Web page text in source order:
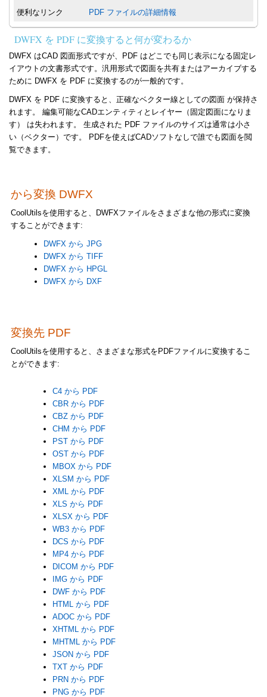
便利なリンク PDF ファイルの詳細情報
DWFX を PDF に変換すると何が変わるか
DWFX はCAD 図面形式ですが、PDF はどこでも同じ表示になる固定レ
イアウトの文書形式です。汎用形式で図面を共有またはアーカイブする
ために DWFX を PDF に変換するのが一般的です。
DWFX を PDF に変換すると、正確なベクター線としての図面 が保持さ
れます。 編集可能なCADエンティティとレイヤー（固定図面になりま
す） は失われます。 生成された PDF ファイルのサイズは通常は小さ
い（ベクター）です。 PDFを使えばCADソフトなしで誰でも図面を閲
覧できます。
から変換 DWFX
CoolUtilsを使用すると、DWFXファイルをさまざまな他の形式に変換
することができます:
DWFX から JPG
DWFX から TIFF
DWFX から HPGL
DWFX から DXF
変換先 PDF
CoolUtilsを使用すると、さまざまな形式をPDFファイルに変換するこ
とができます:
C4 から PDF
CBR から PDF
CBZ から PDF
CHM から PDF
PST から PDF
OST から PDF
MBOX から PDF
XLSM から PDF
XML から PDF
XLS から PDF
XLSX から PDF
WB3 から PDF
DCS から PDF
MP4 から PDF
DICOM から PDF
IMG から PDF
DWF から PDF
HTML から PDF
ADOC から PDF
XHTML から PDF
MHTML から PDF
JSON から PDF
TXT から PDF
PRN から PDF
PNG から PDF